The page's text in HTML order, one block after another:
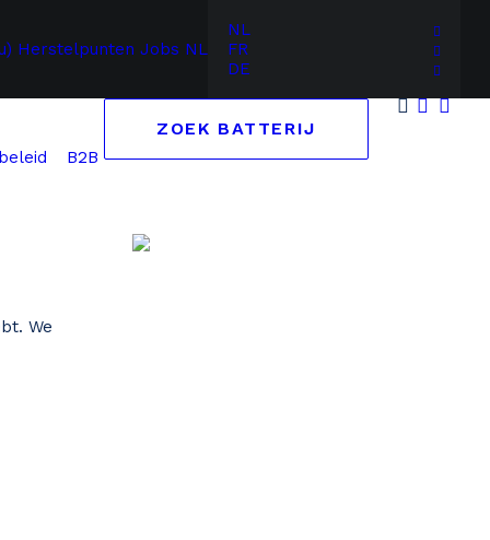
Herstelpunten Jobs NL
NL
FR
DE
B2B
ZOEK BATTERIJ
We